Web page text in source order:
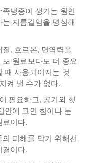
냉증이 생기는 원인
지름길임을 명심해
, 호르몬, 면역력을
원료보다도 더 중요
때 사용되어지는 것
켜 낼 수가 없다.
필요하고, 공기와 햇
안에 고인 침이나 눈
이다.
피해를 막기 위해선
이다.